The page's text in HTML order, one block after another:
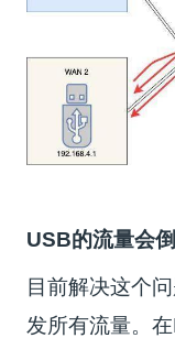
USB的流量会
目前解决这个
发所有流量。